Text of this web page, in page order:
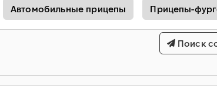
Автомобильные прицепы
Прицепы-
Поиск